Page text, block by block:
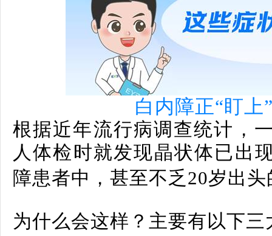
白内障正“盯上
根据近年流行病调查统计，
人体检时就发现晶状体已出
障患者中，甚至不乏20岁出
为什么会这样？主要有以下三